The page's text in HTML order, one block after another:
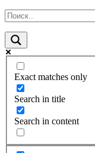
Exact matches only
Search in title
Search in content